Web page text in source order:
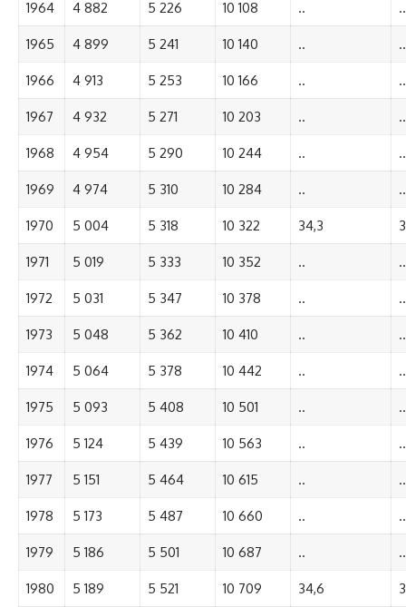
1964 4 882 5 226 10 108 .. ..
1965 4 899 5 241 10 140 .. ..
1966 4 913 5 253 10 166 .. ..
1967 4 932 5 271 10 203 .. ..
1968 4 954 5 290 10 244 .. ..
1969 4 974 5 310 10 284 .. ..
1970 5 004 5 318 10 322 34,3
1971 5 019 5 333 10 352 .. ..
1972 5 031 5 347 10 378 .. ..
1973 5 048 5 362 10 410 .. ..
1974 5 064 5 378 10 442 .. ..
1975 5 093 5 408 10 501 .. ..
1976 5 124 5 439 10 563 .. ..
1977 5 151 5 464 10 615 .. ..
1978 5 173 5 487 10 660 .. ..
1979 5 186 5 501 10 687 .. ..
1980 5 189 5 521 10 709 34,6